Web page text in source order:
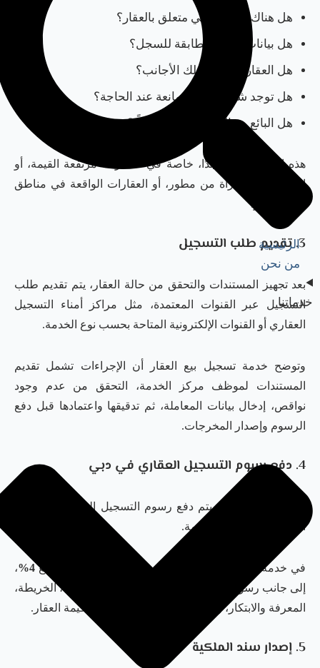
الرئيسية
من نحن
خدماتنا
هل هناك نزاع قضائي متعلق بالعقار؟
هل بيانات العقار مطابقة للسجل؟
هل العقار مؤهل لتملك الأجانب؟
هل توجد شهادة عدم ممانعة عند الحاجة؟
هل البائع هو المالك المسجل فعلًا؟
هذه الخطوة مهمة جدًا، خاصة في العقارات مرتفعة القيمة، أو
العقارات المشتراة من مطور، أو العقارات الواقعة في مناطق
التملك الحر.
3. تقديم طلب التسجيل
بعد تجهيز المستندات والتحقق من حالة العقار، يتم تقديم طلب
التسجيل عبر القنوات المعتمدة، مثل مراكز أمناء التسجيل
العقاري أو القنوات الإلكترونية المتاحة بحسب نوع الخدمة.
وتوضح خدمة تسجيل بيع العقار أن الإجراءات تشمل تقديم
المستندات لموظف مركز الخدمة، التحقق من عدم وجود
نواقص، إدخال بيانات المعاملة، ثم تدقيقها واعتمادها قبل دفع
الرسوم وإصدار المخرجات.
4. دفع رسوم التسجيل العقاري في دبي
بعد قبول المعاملة، يتم دفع رسوم التسجيل العقاري والرسوم
الإضافية المرتبطة بالخدمة.
في خدمة تسجيل بيع العقار، تظهر الرسوم الرسمية بواقع4%
،
إلى جانب رسوم أخرى مثل رسوم إصدار سند الملكية، الخريطة،
المعرفة والابتكار، ورسوم شريك الخدمة بحسب قيمة العقار.
5. إصدار سند الملكية